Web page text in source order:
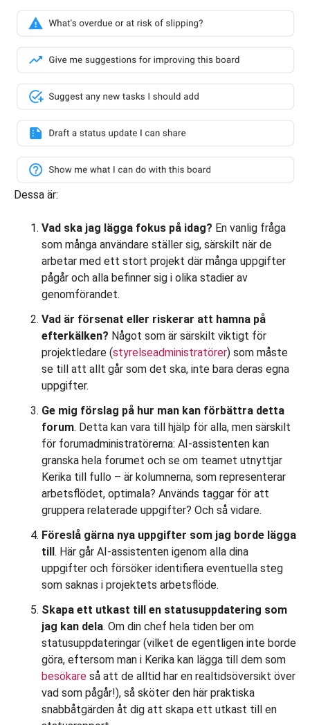
Dessa är:
Vad ska jag lägga fokus på idag? En vanlig fråga
som många användare ställer sig, särskilt när de
arbetar med ett stort projekt där många uppgifter
pågår och alla befinner sig i olika stadier av
genomförandet.
Vad är försenat eller riskerar att hamna på
efterkälken? Något som är särskilt viktigt för
projektledare (styrelseadministratörer) som måste
se till att allt går som det ska, inte bara deras egna
uppgifter.
Ge mig förslag på hur man kan förbättra detta
forum. Detta kan vara till hjälp för alla, men särskilt
för forumadministratörerna: AI-assistenten kan
granska hela forumet och se om teamet utnyttjar
Kerika till fullo – är kolumnerna, som representerar
arbetsflödet, optimala? Används taggar för att
gruppera relaterade uppgifter? Och så vidare.
Föreslå gärna nya uppgifter som jag borde lägga
till. Här går AI-assistenten igenom alla dina
uppgifter och försöker identifiera eventuella steg
som saknas i projektets arbetsflöde.
Skapa ett utkast till en statusuppdatering som
jag kan dela. Om din chef hela tiden ber om
statusuppdateringar (vilket de egentligen inte borde
göra, eftersom man i Kerika kan lägga till dem som
besökare så att de alltid har en realtidsöversikt över
vad som pågår!), så sköter den här praktiska
snabbåtgärden åt dig att skapa ett utkast till en